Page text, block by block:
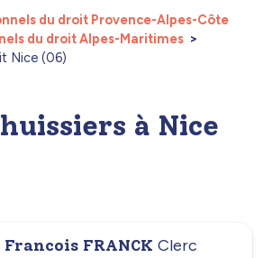
du droit Provence-Alpes-Côte
du droit Alpes-Maritimes
Nice (06)
à Nice
Francois FRANCK Clerc